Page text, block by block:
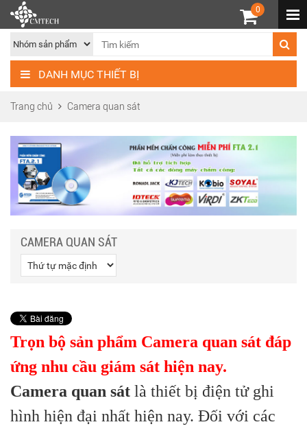
0
DANH MỤC THIẾT BỊ
Trang chủ Camera quan sát
CAMERA QUAN SÁT
Trọn bộ sản phẩm Camera quan sát đáp
ứng nhu cầu giám sát hiện nay.
Camera quan sát là thiết bị điện tử ghi
hình hiện đại nhất hiện nay. Đối với các